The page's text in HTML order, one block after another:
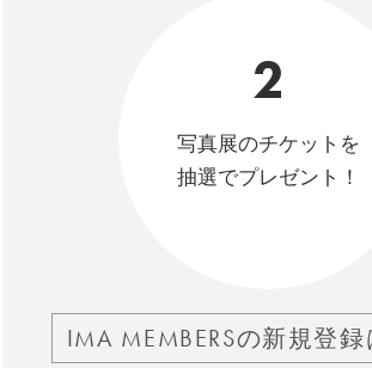
2
写真展のチケットを
抽選でプレゼント！
IMA MEMBERSの新規登